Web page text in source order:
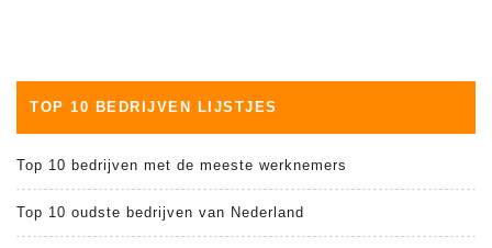
TOP 10 BEDRIJVEN LIJSTJES
Top 10 bedrijven met de meeste werknemers
Top 10 oudste bedrijven van Nederland